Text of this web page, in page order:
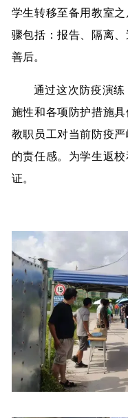
学生转移至备用教室
骤包括：报告、隔离
善后。
通过这次防疫演
施性和各项防护措施
教职员工对当前防疫
的责任感。为学生返
证。